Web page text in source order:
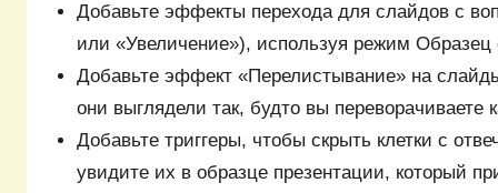
Добавьте эффекты перехода для слайдов с
или «Увеличение»), используя режим Образец
Добавьте эффект «Перелистывание» на
они выглядели так, будто вы переворачиваете
Добавьте триггеры, чтобы скрыть клетки с
увидите их в образце презентации, который